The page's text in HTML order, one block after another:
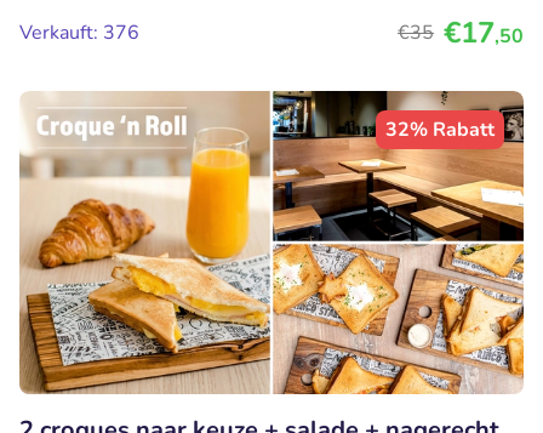
Verkauft: 376
€35 €17,50
32% Rabatt